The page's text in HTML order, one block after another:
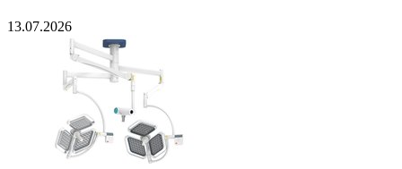
13.07.2026